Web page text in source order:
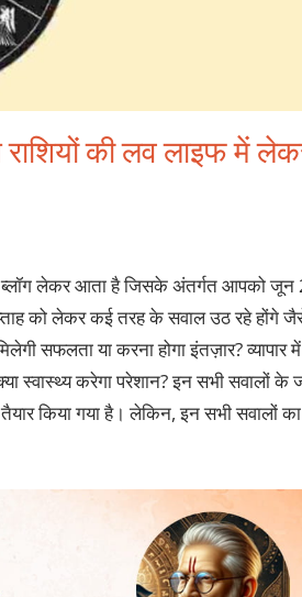
की लव लाइफ में
ब्लॉग लेकर आता है जिसके अंतर्गत आपको
को लेकर कई तरह के सवाल उठ रहे होंगे
सफलता या करना होगा इंतज़ार? व्यापार में
स्वास्थ्य करेगा परेशान? इन सभी सवालों
किया गया है। लेकिन, इन सभी सवालों